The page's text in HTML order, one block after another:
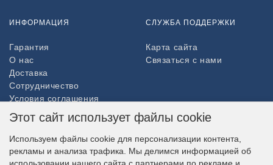
ИНФОРМАЦИЯ
Гарантия
О нас
Доставка
Сотрудничество
Условия соглашения
Возврат товара
СЛУЖБА ПОДДЕРЖКИ
Карта сайта
Связаться с нами
Партнёры
Этот сайт использует файлы cookie
Используем файлы cookie для персонализации контента,
рекламы и анализа трафика. Мы делимся информацией об